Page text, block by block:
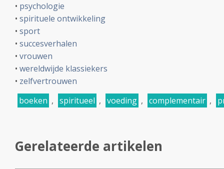
• psychologie
• spirituele ontwikkeling
• sport
• succesverhalen
• vrouwen
• wereldwijde klassiekers
• zelfvertrouwen
boeken , spiritueel , voeding , complementair ,
Gerelateerde artikelen